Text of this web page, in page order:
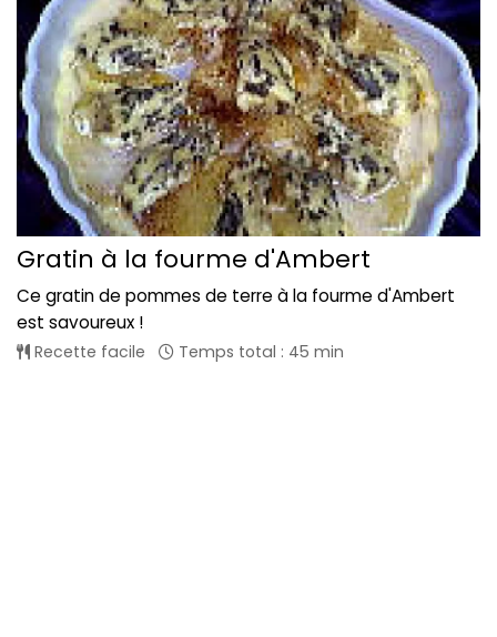
Gratin à la fourme d'Ambert
Ce gratin de pommes de terre à la fourme d'Ambert
est savoureux !
Recette facile Temps total : 45 min